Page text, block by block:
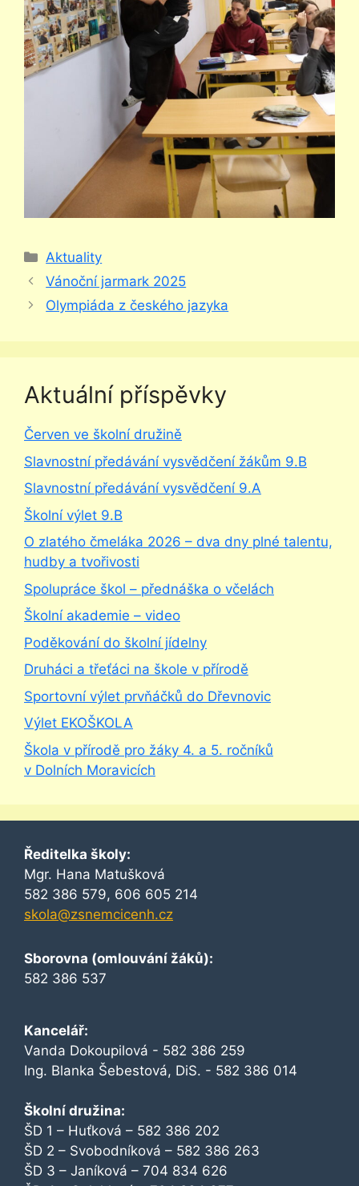
Rubriky
Aktuality
Vánoční jarmark 2025
Olympiáda z českého jazyka
Aktuální příspěvky
Červen ve školní družině
Slavnostní předávání vysvědčení žákům 9.B
Slavnostní předávání vysvědčení 9.A
Školní výlet 9.B
O zlatého čmeláka 2026 – dva dny plné talentu,
hudby a tvořivosti
Spolupráce škol – přednáška o včelách
Školní akademie – video
Poděkování do školní jídelny
Druháci a třeťáci na škole v přírodě
Sportovní výlet prvňáčků do Dřevnovic
Výlet EKOŠKOLA
Škola v přírodě pro žáky 4. a 5. ročníků
v Dolních Moravicích
Ředitelka školy:
Mgr. Hana Matušková
582 386 579, 606 605 214
skola@zsnemcicenh.cz
Sborovna (omlouvání žáků):
582 386 537
Kancelář:
Vanda Dokoupilová - 582 386 259
Ing. Blanka Šebestová, DiS. - 582 386 014
Školní družina:
ŠD 1 – Huťková – 582 386 202
ŠD 2 – Svobodníková – 582 386 263
ŠD 3 – Janíková – 704 834 626